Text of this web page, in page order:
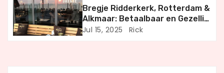
t
i
Bregje Ridderkerk, Rotterdam &
Alkmaar: Betaalbaar en Gezellig
Uit Eten
Jul 15, 2025 Rick